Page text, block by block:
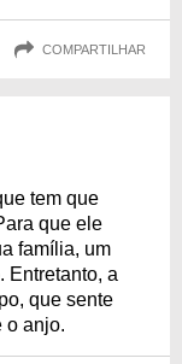
COMPARTILHAR
tem que
que ele
família, um
Entretanto, a
que sente
o anjo.